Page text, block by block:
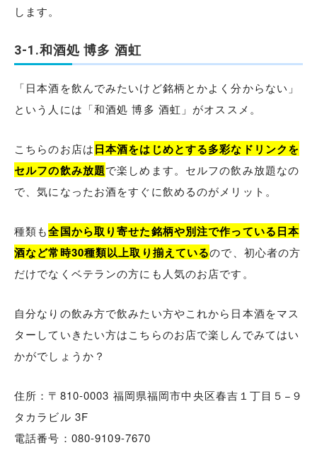
します。
3-1.和酒処 博多 酒虹
「日本酒を飲んでみたいけど銘柄とかよく分からない」
という人には「和酒処 博多 酒虹」がオススメ。
こちらのお店は日本酒をはじめとする多彩なドリンクを
セルフの飲み放題で楽しめます。セルフの飲み放題なの
で、気になったお酒をすぐに飲めるのがメリット。
種類も全国から取り寄せた銘柄や別注で作っている日本
酒など常時30種類以上取り揃えているので、初心者の方
だけでなくベテランの方にも人気のお店です。
自分なりの飲み方で飲みたい方やこれから日本酒をマス
ターしていきたい方はこちらのお店で楽しんでみてはい
かがでしょうか？
住所： 〒810-0003 福岡県福岡市中央区春吉１丁目５−９
タカラビル 3F
電話番号： 080-9109-7670